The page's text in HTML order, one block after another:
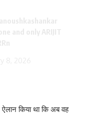
किया था कि अब वह